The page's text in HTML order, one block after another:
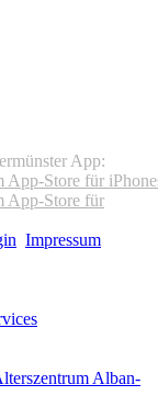
App:
App-Store für
App-Store für
Impressum
Alban-